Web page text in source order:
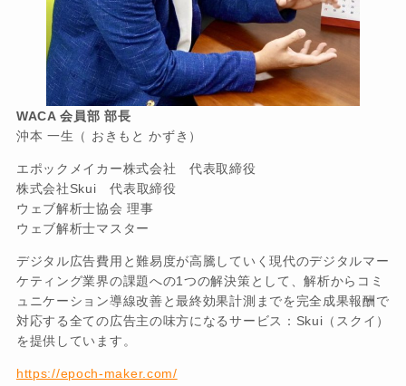
WACA 会員部 部長
沖本 一生（ おきもと かずき）
エポックメイカー株式会社 代表取締役
株式会社Skui 代表取締役
ウェブ解析士協会 理事
ウェブ解析士マスター
デジタル広告費用と難易度が高騰していく現代のデジタルマー
ケティング業界の課題への1つの解決策として、解析からコミ
ュニケーション導線改善と最終効果計測までを完全成果報酬で
対応する全ての広告主の味方になるサービス：Skui（スクイ）
を提供しています。
https://epoch-maker.com/